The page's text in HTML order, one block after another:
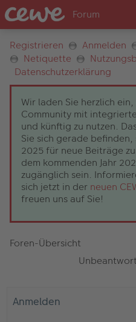
Registrieren Anmelden
Netiquette
Datenschutzerklärung
Wir laden Sie herzlich ein,
Community mit
und künftig zu nutzen.
Sie sich gerade
2025 für neue Beiträge
dem kommenden Jahr
zugänglich sein.
sich jetzt in der neuen
freuen uns auf Sie!
Foren-Übersicht
Anmelden